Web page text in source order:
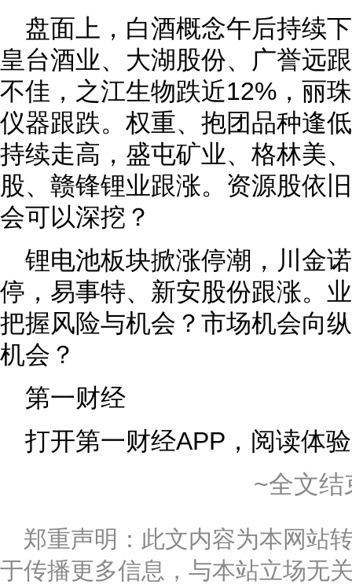
盘面上，白酒概念午后持续
皇台酒业、大湖股份、广誉远
不佳，之江生物跌近12%，丽
仪器跟跌。权重、抱团品种逢
持续走高，盛屯矿业、格林美
股、赣锋锂业跟涨。资源股依
会可以深挖？
锂电池板块掀涨停潮，川金
停，易事特、新安股份跟涨。
把握风险与机会？市场机会向
机会？
第一财经
打开第一财经APP，阅读体
~全文结
郑重声明：此文内容为本网站
于传播更多信息，与本站立场无